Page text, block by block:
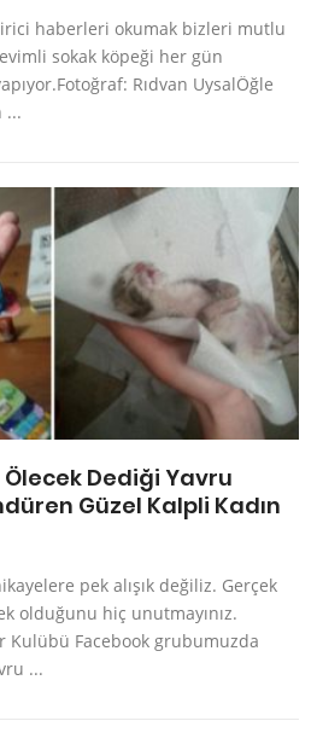
haberleri okumak bizleri mutlu
sokak köpeği her gün
Rıdvan UysalÖğle
...
Dediği Yavru
Güzel Kalpli Kadın
pek alışık değiliz. Gerçek
olduğunu hiç unutmayınız.
Kulübü Facebook grubumuzda
...